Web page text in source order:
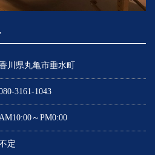
川県丸亀市垂水町
3161-1043
AM10:00～PM0:00
定